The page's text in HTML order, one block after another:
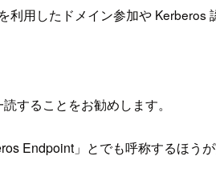
用したドメイン参加や Kerberos
することをお勧めします。
Endpoint」とでも呼称するほう